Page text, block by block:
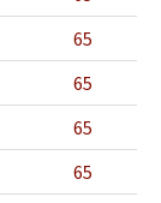
65
65
65
65